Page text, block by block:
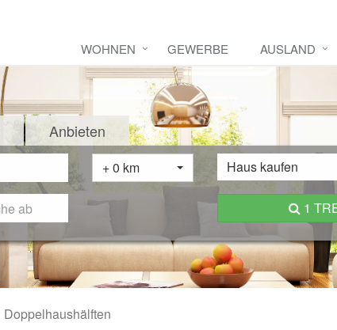
WOHNEN GEWERBE AUSLAND
Anbieten
+ 0 km Haus kaufen
1
Doppelhaushälften